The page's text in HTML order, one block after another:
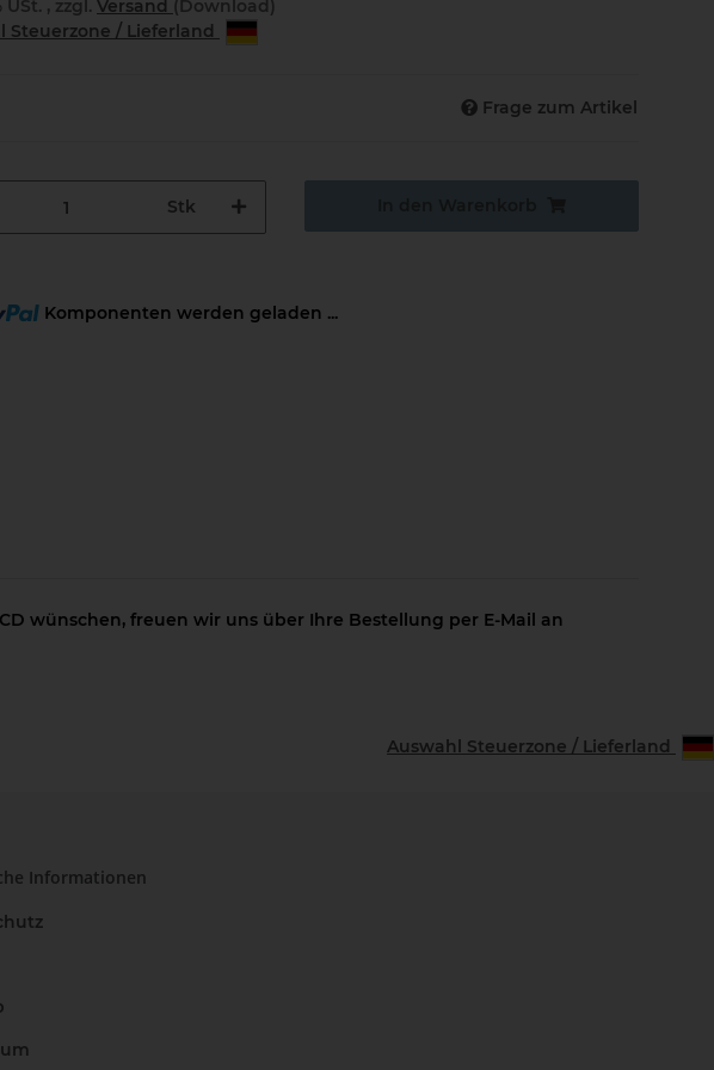
USt. , zzgl. Versand (Download)
Steuerzone / Lieferland
Frage zum Artikel
Stk
Komponenten werden geladen ...
wünschen, freuen wir uns über Ihre Bestellung per E-Mail an
Auswahl Steuerzone / Lieferland
Informationen